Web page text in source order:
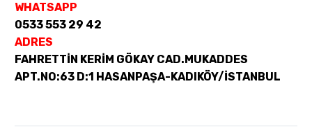
WHATSAPP
0533 553 29 42
ADRES
FAHRETTİN KERİM GÖKAY CAD.MUKADDES
APT.NO:63 D:1 HASANPAŞA-KADIKÖY/İSTANBUL